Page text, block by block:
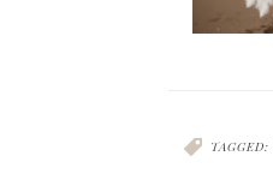
TAGGED: